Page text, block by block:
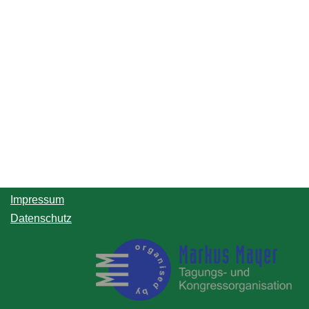
Impressum
Datenschutz